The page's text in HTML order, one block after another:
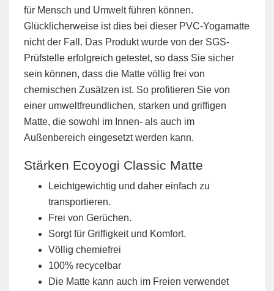
für Mensch und Umwelt führen können.
Glücklicherweise ist dies bei dieser PVC-Yogamatte
nicht der Fall. Das Produkt wurde von der SGS-
Prüfstelle erfolgreich getestet, so dass Sie sicher
sein können, dass die Matte völlig frei von
chemischen Zusätzen ist. So profitieren Sie von
einer umweltfreundlichen, starken und griffigen
Matte, die sowohl im Innen- als auch im
Außenbereich eingesetzt werden kann.
Stärken Ecoyogi Classic Matte
Leichtgewichtig und daher einfach zu
transportieren.
Frei von Gerüchen.
Sorgt für Griffigkeit und Komfort.
Völlig chemiefrei
100% recycelbar
Die Matte kann auch im Freien verwendet